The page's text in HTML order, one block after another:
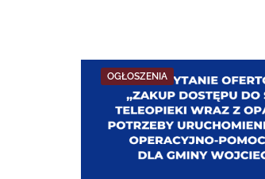
OGŁOSZENIA